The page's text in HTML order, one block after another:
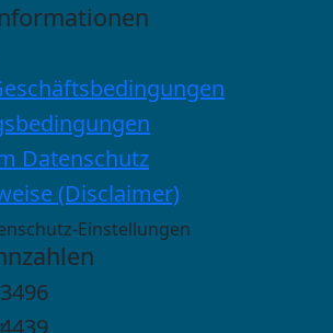
Datenschutz
(Disclaimer)
Einstellungen
3496
4439